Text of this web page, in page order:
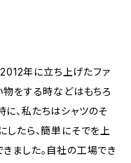
年に立ち上げたファ
物をする時などはもちろ
、私たちはシャツのそ
したら、簡単にそでを上
ました。自社の工場でき